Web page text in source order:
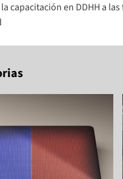
capacitación en DDHH a